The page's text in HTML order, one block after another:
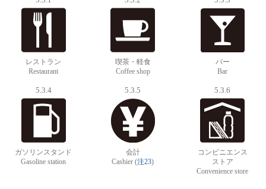
レストラン
Restaurant
喫茶・軽食
Coffee shop
バー
Bar
5.3.4
ガソリンスタンド
Gasoline station
5.3.5
会計
Cashier (注23)
5.3.6
コンビニエンス
ストア
Convenience store